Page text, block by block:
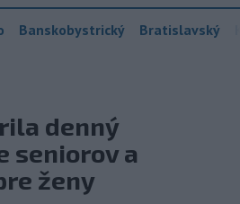
Banskobystrický Bratislavský
denný
seniorov a
ženy